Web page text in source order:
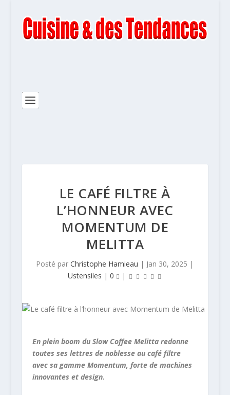
LE CAFÉ FILTRE À
L’HONNEUR AVEC
MOMENTUM DE
MELITTA
Posté parChristophe Hamieau | Jan 30, 2025 |
Ustensiles |0 |
En plein boom du Slow Coffee Melitta redonne
toutes ses lettres de noblesse au café filtre
avec sa gamme Momentum, forte de machines
innovantes et design.